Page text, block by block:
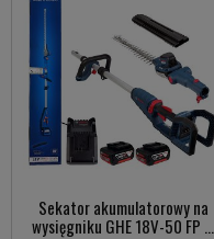
Sekator akumulatorowy na
wysięgniku GHE 18V-50 FP ...